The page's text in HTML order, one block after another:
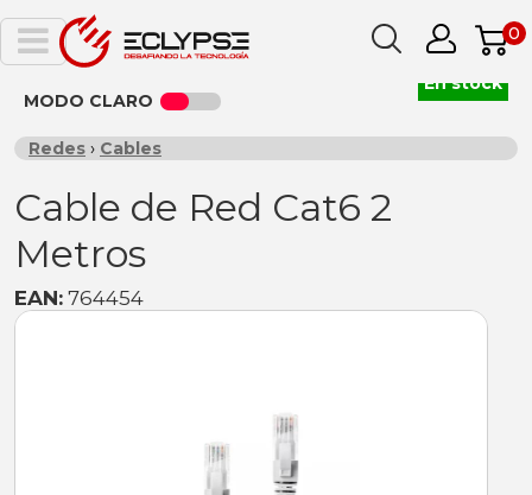
0
MODO CLARO
Redes › Cables
Cable de Red Cat6 2
Metros
EAN: 764454
En stock